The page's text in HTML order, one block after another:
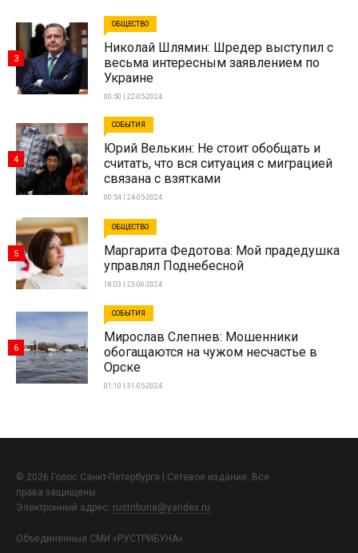
ОБЩЕСТВО
Николай Шлямин: Шредер выступил с
весьма интересным заявлением по
Украине
00:50 | 22-05-2024
3
СОБЫТИЯ
Юрий Велькин: Не стоит обобщать и
считать, что вся ситуация с миграцией
связана с взятками
00:54 | 24-05-2024
4
ОБЩЕСТВО
Маргарита Федотова: Мой прадедушка
управлял Поднебесной
18:03 | 23-06-2024
5
СОБЫТИЯ
Мирослав Слепнев: Мошенники
обогащаются на чужом несчастье в
Орске
01:10 | 31-05-2024
6
© 2026 Голос Санкт-Петербурга | Сетевое издание. Все
права защищены.
Электронный адрес: rustribuna@yandex.ru
Объединенные СМИ «РУСТРИБУНА»